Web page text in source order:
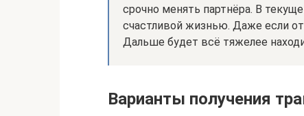
срочно менять партнёра. В
счастливой жизнью. Даже если
Дальше будет всё тяжелее
Варианты получения